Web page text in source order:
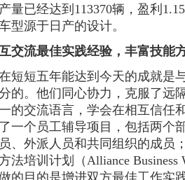
量已经达到113370辆，盈利
型源于日产的设计。
交流最佳实践经验，丰富技能
短五年能达到今天的成就是
的。他们同心协力，克服了
的交流语言，学会在相互信任
一个员工辅导项目，包括两个
、外派人员和共同组织的成员
法培训计划（Alliance Business
的目的是增进双方最佳工作实